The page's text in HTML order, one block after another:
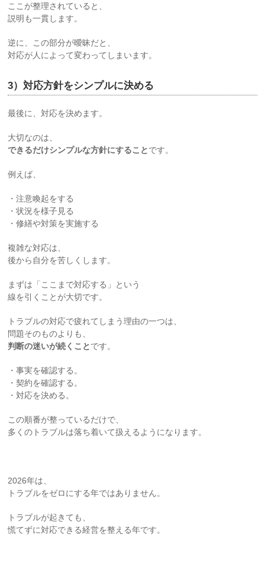
ここが整理されていると、
説明も一貫します。
逆に、この部分が曖昧だと、
対応が人によって変わってしまいます。
3）対応方針をシンプルに決める
最後に、対応を決めます。
大切なのは、
できるだけシンプルな方針にすることです。
例えば、
・注意喚起をする
・状況を様子見る
・修繕や対策を実施する
複雑な対応は、
後から自分を苦しくします。
まずは「ここまで対応する」という
線を引くことが大切です。
トラブルの対応で疲れてしまう理由の一つは、
問題そのものよりも、
判断の迷いが続くことです。
・事実を確認する。
・契約を確認する。
・対応を決める。
この順番が整っているだけで、
多くのトラブルは落ち着いて扱えるようになります。
2026年は、
トラブルをゼロにする年ではありません。
トラブルが起きても、
慌てずに対応できる経営を整える年です。